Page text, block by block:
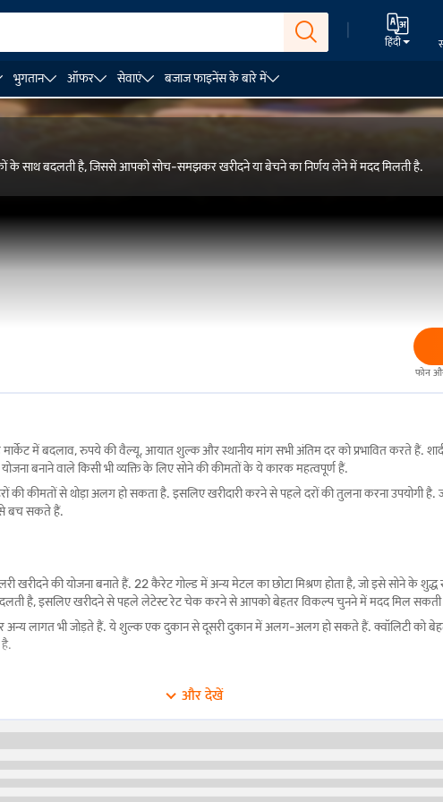
हिंदी
भुगतान ऑफर सेवाएं बजाज फाइनेंस के बारे में
के साथ बदलती है, जिससे आपको सोच-समझकर खरीदने या बेचने का निर्णय लेने में मदद मिलती है.
फोन
मार्केट में बदलाव, रुपये की वैल्यू, आयात शुल्क और स्थानीय मांग सभी अंतिम दर को प्रभावित करते हैं.
बनाने वाले किसी भी व्यक्ति के लिए सोने की कीमतों के ये कारक महत्वपूर्ण हैं.
कीमतों से थोड़ा अलग हो सकता है. इसलिए खरीदारी करने से पहले दरों की तुलना करना उपयोगी
बच सकते हैं.
खरीदने की योजना बनाते हैं. 22 कैरेट गोल्ड में अन्य मेटल का छोटा मिश्रण होता है, जो इसे सोने के
है, इसलिए खरीदने से पहले लेटेस्ट रेट चेक करने से आपको बेहतर विकल्प चुनने में मदद मिल सकती
अन्य लागत भी जोड़ते हैं. ये शुल्क एक दुकान से दूसरी दुकान में अलग-अलग हो सकते हैं. क्वॉलिटी को
सोना खरीदना चाहते हैं. इस प्रकार का सोना अपनी उच्च शुद्धता के लिए जाना जाता है और इसका
जाती है. वैश्विक कीमतों, आयात लागत और स्थानीय मार्केट की स्थितियों के आधार पर हर दिन शुद्ध
के करीब होती है. खरीदारों को निवेश करने से पहले दैनिक दरें चेक करनी चाहिए ताकि वे
है.
और देखें